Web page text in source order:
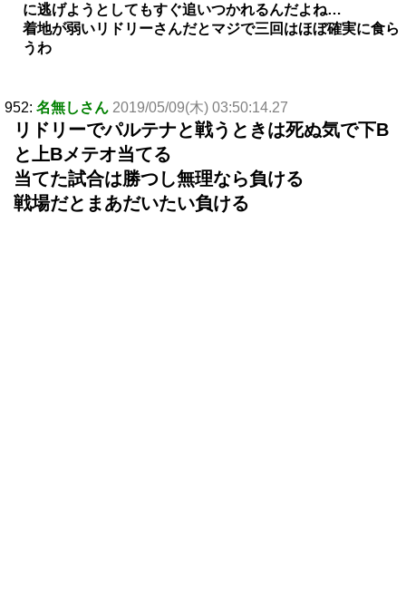
に逃げようとしてもすぐ追いつかれるんだよね…
着地が弱いリドリーさんだとマジで三回はほぼ確実に食ら
うわ
952: 名無しさん 2019/05/09(木) 03:50:14.27
リドリーでパルテナと戦うときは死ぬ気で下B
と上Bメテオ当てる
当てた試合は勝つし無理なら負ける
戦場だとまあだいたい負ける